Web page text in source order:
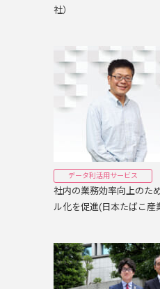
社）
データ利活用サービス
社内の業務効率向上のた
ル化を促進(日本たばこ産